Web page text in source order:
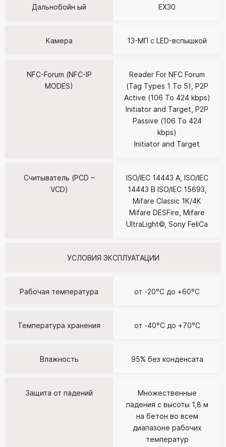
Дальнобойн ый EX30
Камера 13-МП с LED-вспышкой
NFC-Forum (NFC-IP
MODES)
Reader For NFC Forum
(Tag Types 1 To 5), P2P
Active (106 To 424 kbps)
Initiator and Target, P2P
Passive (106 To 424
kbps)
Initiator and Target
Считыватель (PCD –
VCD)
ISO/IEC 14443 A, ISO/IEC
14443 B ISO/IEC 15693,
Mifare Classic 1K/4K
Mifare DESFire, Mifare
UltraLight©, Sony FeliCa
УСЛОВИЯ ЭКСПЛУАТАЦИИ
Рабочая температура от -20°C до +60°C
Температура хранения от -40°C до +70°C
Влажность 95% без конденсата
Защита от падений
Множественные
падения с высоты 1,8 м
на бетон во всем
диапазоне рабочих
температур